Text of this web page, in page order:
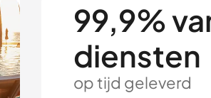
99,9%
diensten
op tijd geleverd